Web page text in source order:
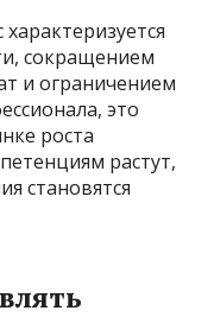
сокращением
и ограничением
это
роста
растут,
становятся